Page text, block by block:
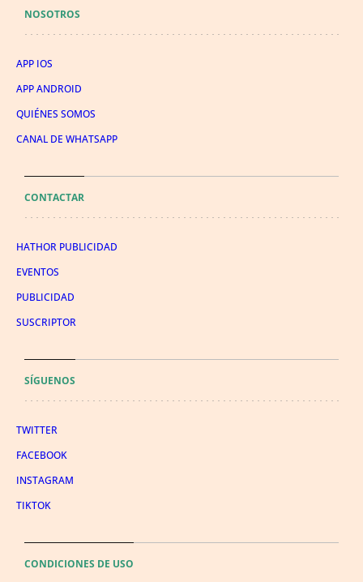
NOSOTROS
APP IOS
APP ANDROID
QUIÉNES SOMOS
CANAL DE WHATSAPP
CONTACTAR
HATHOR PUBLICIDAD
EVENTOS
PUBLICIDAD
SUSCRIPTOR
SÍGUENOS
TWITTER
FACEBOOK
INSTAGRAM
TIKTOK
CONDICIONES DE USO